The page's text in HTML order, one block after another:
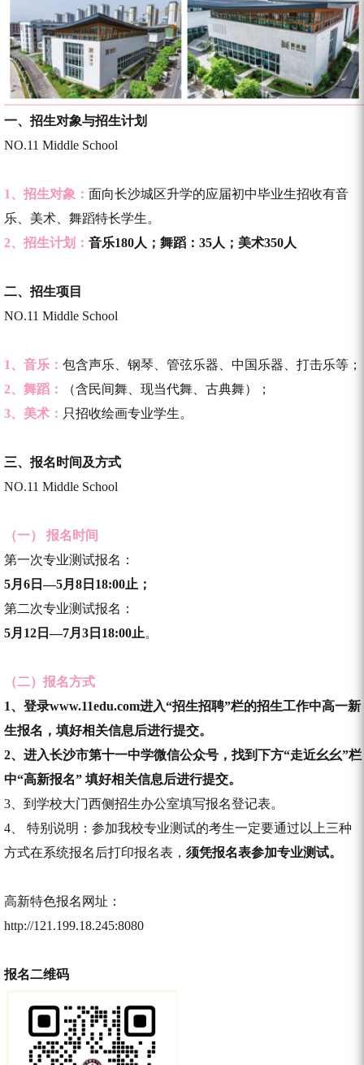
一、 招生对象与招生计划
NO.11 Middle School
1、招生对象： 面向长沙城区升学的应届初中毕业生招收有音
乐、美术、舞蹈特长学生。
2、招生计划： 音乐180人；舞蹈：35人；美术350人
二、 招生项目
NO.11 Middle School
1、音乐： 包含声乐、钢琴、管弦乐器、中国乐器、打击乐等；
2、舞蹈：
（含民间舞、现当代舞、古典舞）；
3、美术： 只招收绘画专业学生。
三、 报名时间及方式
NO.11 Middle School
（一） 报名时间
第一次专业测试报名：
5月6日—5月8日18:00止；
第二次专业测试报名：
5月12日—7月3日18:00止。
（二）报名方式
1、登录www.11edu.com进入“招生招聘”栏的招生工作中高一新
生报名，填好相关信息后进行提交。
2、进入长沙市第十一中学微信公众号，找到下方“走近幺幺”栏
中“高新报名” 填好相关信息后进行提交。
3、到学校大门西侧招生办公室填写报名登记表。
4、 特别说明：参加我校专业测试的考生一定要通过以上三种
方式在系统报名后打印报名表， 须凭报名表参加专业测试。
高新特色报名网址：
http://121.199.18.245:8080
报名二维码